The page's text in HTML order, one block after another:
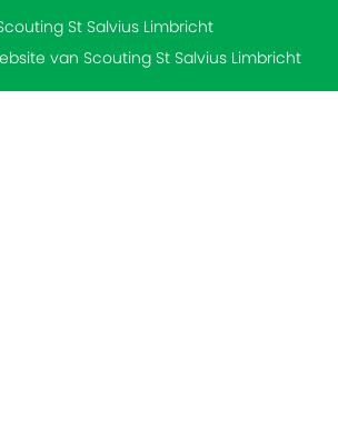
St Salvius Limbricht
van Scouting St Salvius Limbricht